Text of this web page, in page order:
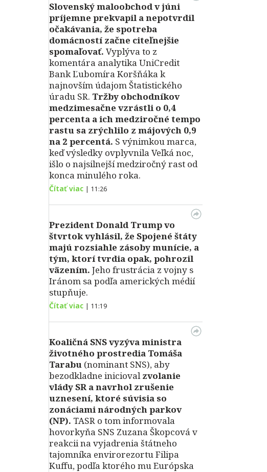
Slovenský maloobchod v júni
príjemne prekvapil a nepotvrdil
očakávania, že spotreba
domácností začne citeľnejšie
spomaľovať. Vyplýva to z
komentára analytika UniCredit
Bank Ľubomíra Koršňáka k
najnovším údajom Štatistického
úradu SR. Tržby obchodníkov
medzimesačne vzrástli o 0,4
percenta a ich medziročné tempo
rastu sa zrýchlilo z májových 0,9
na 2 percentá. S výnimkou marca,
keď výsledky ovplyvnila Veľká noc,
išlo o najsilnejší medziročný rast od
konca minulého roka.
Čítať viac | 11:26
Prezident Donald Trump vo
štvrtok vyhlásil, že Spojené štáty
majú rozsiahle zásoby munície, a
tým, ktorí tvrdia opak, pohrozil
väzením. Jeho frustrácia z vojny s
Iránom sa podľa amerických médií
stupňuje.
Čítať viac | 11:19
Koaličná SNS vyzýva ministra
životného prostredia Tomáša
Tarabu (nominant SNS), aby
bezodkladne iniciovalzvolanie
vlády SR a navrhol zrušenie
uznesení, ktoré súvisia so
zonáciami národných parkov
(NP). TASR o tom informovala
hovorkyňa SNS Zuzana Škopcová v
reakcii na vyjadrenia štátneho
tajomníka envirorezortu Filipa
Kuffu, podľa ktorého mu Európska